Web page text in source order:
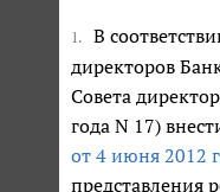
1.
В
директоров
Совета
года N 17)
от 4 июня 2012
представления